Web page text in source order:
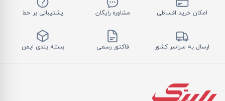
امکان خرید اقساطی مشاوره رایگان پشتیبانی بر خط
ارسال به سراسر کشور فاکتور رسمی بسته بندی ایمن